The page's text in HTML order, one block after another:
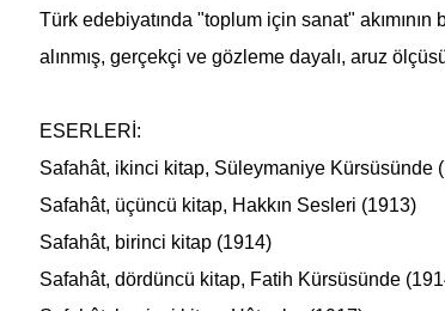
Türk edebiyatında "toplum için sanat"
alınmış, gerçekçi ve gözleme dayalı, aruz
ESERLERİ:
Safahât, ikinci kitap, Süleymaniye Kürsüsünde
Safahât, üçüncü kitap, Hakkın Sesleri (1913)
Safahât, birinci kitap (1914)
Safahât, dördüncü kitap, Fatih Kürsüsünde